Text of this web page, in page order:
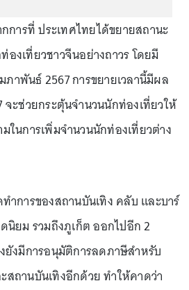
การที่ ประเทศไทยได้ขยายสถานะ
องเที่ยวชาวจีนอย่างถาวร โดยมี
าพันธ์ 2567 การขยายเวลานี้มีผล
ะช่วยกระตุ้นจำนวนนักท่องเที่ยวให้
ในการเพิ่มจำนวนนักท่องเที่ยวต่าง
ทำการของสถานบันเทิง คลับ และบาร์
นิยม รวมถึงภูเก็ต ออกไปอีก 2
ยังมีการอนุมัติการลดภาษีสำหรับ
ถานบันเทิงอีกด้วย ทำให้คาดว่า